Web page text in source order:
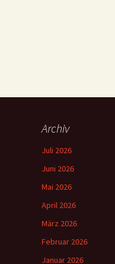
Archiv
Juli 2026
Juni 2026
Mai 2026
April 2026
März 2026
Februar 2026
Januar 2026